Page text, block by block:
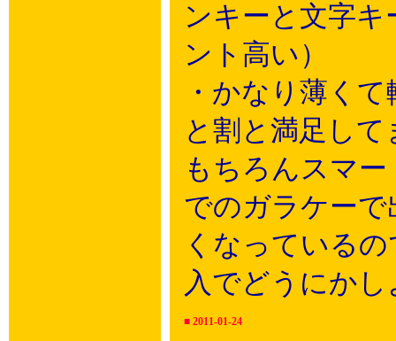
ンキーと文字
ント高い）
・かなり薄く
と割と満足して
もちろんスマ
でのガラケー
くなっている
入でどうにか
■ 2011-01-24